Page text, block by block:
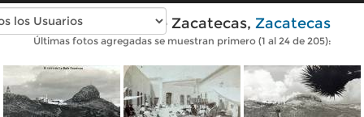
Fotos antiguas de Zacatecas, Zacatecas
Últimas fotos agregadas se muestran primero (1 al 24 de 205):